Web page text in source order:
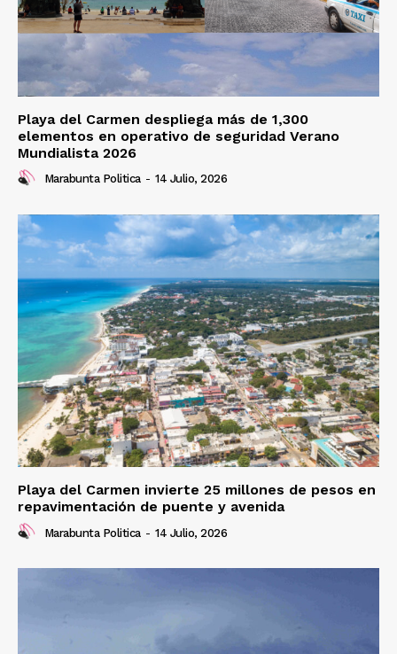
Playa del Carmen despliega más de 1,300
elementos en operativo de seguridad Verano
Mundialista 2026
Marabunta Politica - 14 Julio, 2026
Playa del Carmen invierte 25 millones de pesos en
repavimentación de puente y avenida
Marabunta Politica - 14 Julio, 2026